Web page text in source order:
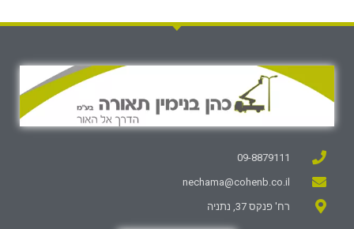
09-8879111
nechama@cohenb.co.il
רח' פנקס 37, נתניה